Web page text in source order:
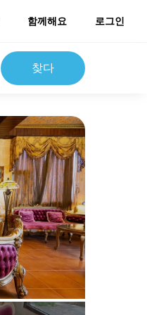
함께해요 로그인
찾다